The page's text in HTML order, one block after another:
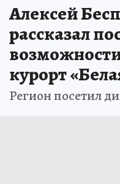
Алексей
рассказал
курорт
Регион посетил